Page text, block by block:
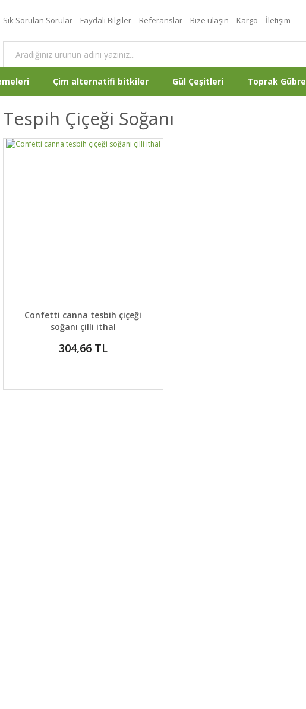
Sık Sorulan Sorular Faydalı Bilgiler Referanslar Bize ulaşın Kargo İletişim
Çim alternatifi bitkiler Gül Çeşitleri Toprak Gübre
Tespih Çiçeği Soğanı
DETAYLAR GELİNCE HABER VER
Confetti canna tesbih çiçeği
soğanı çilli ithal
304,66 TL